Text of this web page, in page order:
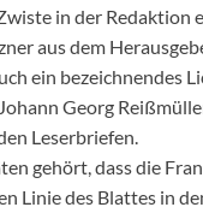
in der Redaktion
aus dem
ein bezeichnendes
Georg
Leserbriefen.
gehört, dass die
Linie des Blattes in